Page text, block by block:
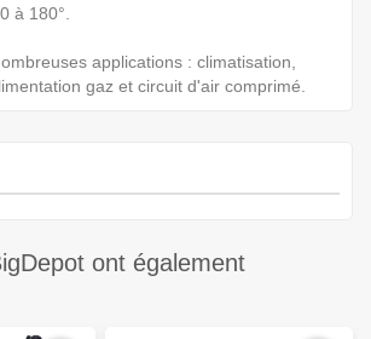
à 180°.
applications : climatisation,
gaz et circuit d'air comprimé.
ont également